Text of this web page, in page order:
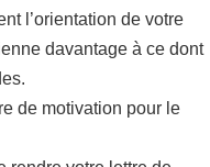
l’orientation de votre
davantage à ce dont
de motivation pour le